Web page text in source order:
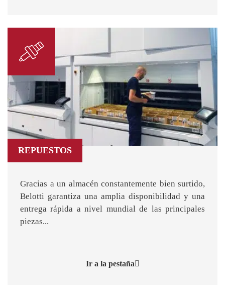
REPUESTOS
Gracias a un almacén constantemente bien surtido,
Belotti garantiza una amplia disponibilidad y una
entrega rápida a nivel mundial de las principales
piezas...
Ir a la pestaña